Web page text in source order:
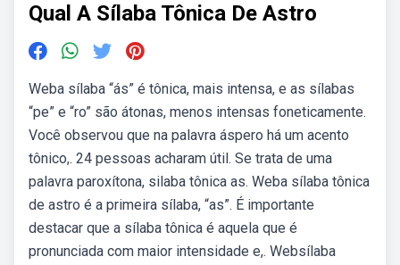
Qual A Sílaba Tônica De Astro
Weba sílaba “ás” é tônica, mais intensa, e as sílabas
“pe” e “ro” são átonas, menos intensas foneticamente.
Você observou que na palavra áspero há um acento
tônico,. 24 pessoas acharam útil. Se trata de uma
palavra paroxítona, silaba tônica as. Weba sílaba tônica
de astro é a primeira sílaba, “as”. É importante
destacar que a sílaba tônica é aquela que é
pronunciada com maior intensidade e,. Websílaba